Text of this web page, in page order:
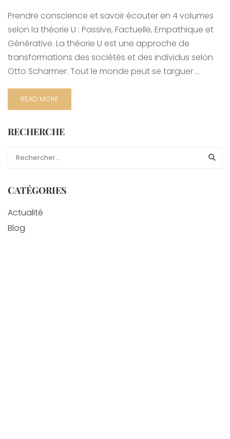
Prendre conscience et savoir écouter en 4 volumes
selon la théorie U : Passive, Factuelle, Empathique et
Générative. La théorie U est une approche de
transformations des sociétés et des individus selon
Otto Scharmer. Tout le monde peut se targuer …
READ MORE
RECHERCHE
CATÉGORIES
Actualité
Blog